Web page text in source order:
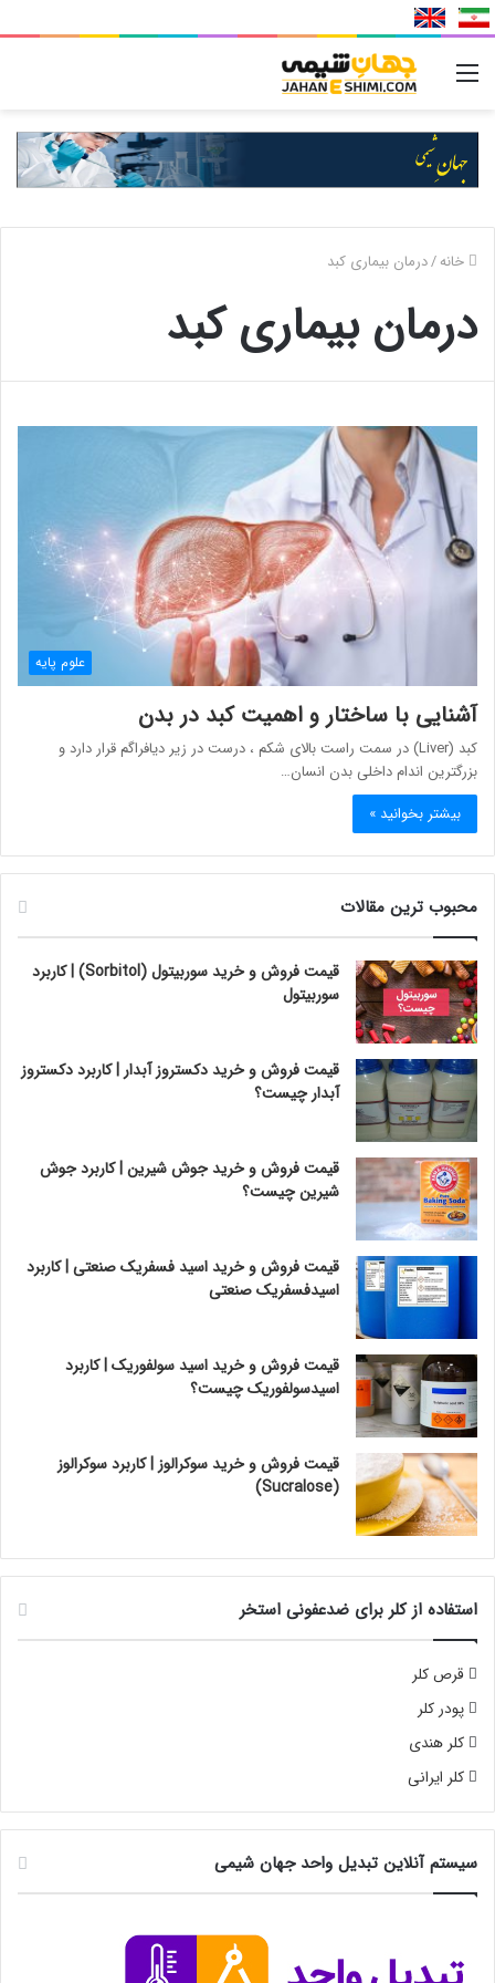
خانه/درمان بیماری کبد
درمان بیماری کبد
علوم پایه
آشنایی با ساختار و اهمیت کبد در بدن
کبد (Liver) در سمت راست بالای شکم ، درست در زیر دیافراگم قرار دارد و
بزرگترین اندام داخلی بدن انسان…
بیشتر بخوانید »
محبوب ترین مقالات
قیمت فروش و خرید سوربیتول (Sorbitol) | کاربرد
سوربیتول
قیمت فروش و خرید دکستروز آبدار | کاربرد دکستروز
آبدار چیست؟
قیمت فروش و خرید جوش شیرین | کاربرد جوش
شیرین چیست؟
قیمت فروش و خرید اسید فسفریک صنعتی | کاربرد
اسیدفسفریک صنعتی
قیمت فروش و خرید اسید سولفوریک | کاربرد
اسیدسولفوریک چیست؟
قیمت فروش و خرید سوکرالوز | کاربرد سوکرالوز
(Sucralose)
استفاده از کلر برای ضدعفونی استخر
قرص کلر
پودر کلر
کلر هندی
کلر ایرانی
سیستم آنلاین تبدیل واحد جهان شیمی